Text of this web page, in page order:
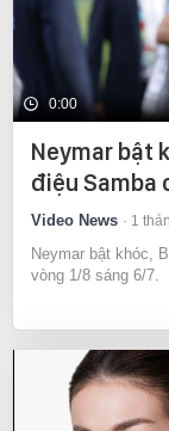
0:00
Neymar bật
điệu Samba
Video News 1
Neymar bật khóc,
vòng 1/8 sáng 6/7.